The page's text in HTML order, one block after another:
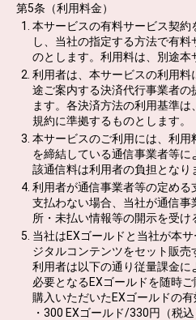
第5条（利用料金）
本サービスの有料サービス契
し、当社の指定する方法で有
のとします。利用料は、別途本
利用者は、本サービスの利用料
途ご案内する決済代行事業者の
ます。各決済方法の利用基準
規約に準拠するものとします。
本サービスのご利用には、利
を締結している通信事業者等
該通信料は利用者の負担となり
利用者が通信事業者等の定め
支払わない場合、当社が通信
所・未払い情報等の開示を受け
当社はEXゴールドと当社が本
ジタルコンテンツをセット販売
利用者は以下の通り従量課金に
必要となるEXゴールドを随時
購入いただいたEXゴールドの
・300 EXゴールド/330円（税込